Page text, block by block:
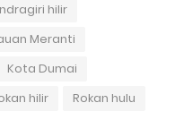
hilir
Meranti
Kota Dumai
hilir
Rokan hulu